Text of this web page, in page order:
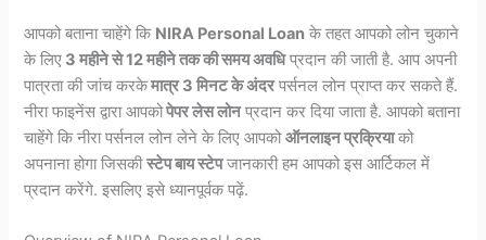
आपको बताना चाहेंगे कि NIRA Personal Loan के तहत आपको लोन चुकाने
के लिए 3 महीने से 12 महीने तक की समय अवधिप्रदान की जाती है. आप अपनी
पात्रता की जांच करकेमात्र 3 मिनट के अंदरपर्सनल लोन प्राप्त कर सकते हैं.
नीरा फाइनेंस द्वारा आपकोपेपर लेस लोनप्रदान कर दिया जाता है. आपको बताना
चाहेंगे कि नीरा पर्सनल लोन लेने के लिए आपकोऑनलाइन प्रक्रियाको
अपनाना होगा जिसकीस्टेप बाय स्टेपजानकारी हम आपको इस आर्टिकल में
प्रदान करेंगे. इसलिए इसे ध्यानपूर्वक पढ़ें.